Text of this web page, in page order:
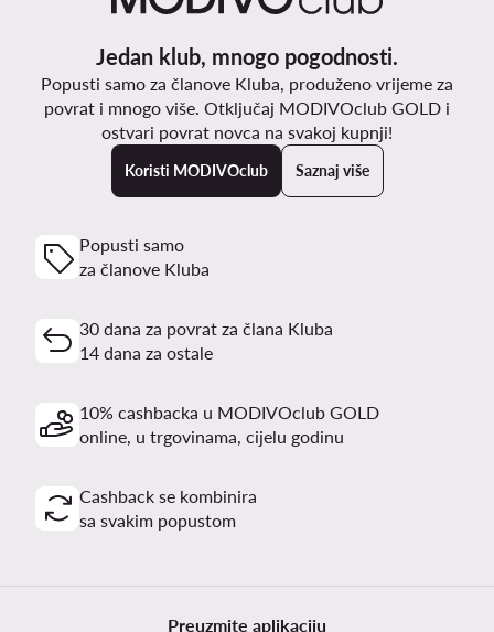
Jedan klub, mnogo pogodnosti.
Popusti samo za članove Kluba, produženo vrijeme za
povrat i mnogo više. Otključaj MODIVOclub GOLD i
ostvari povrat novca na svakoj kupnji!
Koristi MODIVOclub Saznaj više
Popusti samo
za članove Kluba
30 dana za povrat za člana Kluba
14 dana za ostale
10% cashbacka u MODIVOclub GOLD
online, u trgovinama, cijelu godinu
Cashback se kombinira
sa svakim popustom
Preuzmite aplikaciju